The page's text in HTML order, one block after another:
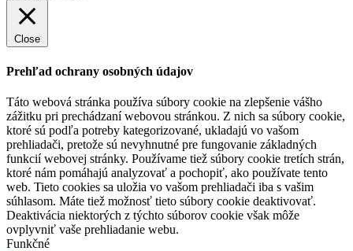
Close
Prehľad ochrany osobných údajov
Táto webová stránka používa súbory cookie na zlepšenie vášho
zážitku pri prechádzaní webovou stránkou. Z nich sa súbory cookie,
ktoré sú podľa potreby kategorizované, ukladajú vo vašom
prehliadači, pretože sú nevyhnutné pre fungovanie základných
funkcií webovej stránky. Používame tiež súbory cookie tretích strán,
ktoré nám pomáhajú analyzovať a pochopiť, ako používate tento
web. Tieto cookies sa uložia vo vašom prehliadači iba s vašim
súhlasom. Máte tiež možnosť tieto súbory cookie deaktivovať.
Deaktivácia niektorých z týchto súborov cookie však môže
ovplyvniť vaše prehliadanie webu.
Funkčné